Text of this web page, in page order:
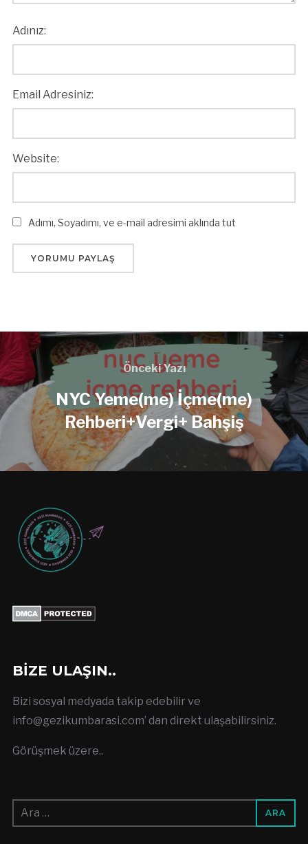
Adınız:
Email Adresiniz:
Website:
Adımı, Soyadımı, ve e-mail adresimi aklında tut
Önceki Yazı
NYC Yeme(me) İçme(me)
Rehberi+Vergi+ Bahşiş
BIZE ULAŞIN..
Bizi sosyal medyada takip edebilir ve
info@gezikumbarasi.com’ dan direkt ulaşabilirsiniz.
Görüşmek üzere..
Arama: